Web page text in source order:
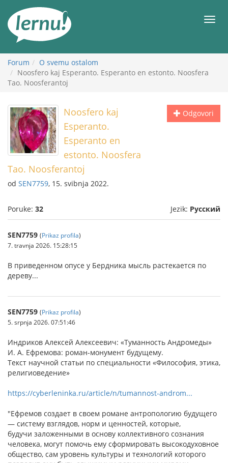
Meni
Forum
O svemu ostalom
Noosfero kaj Esperanto. Esperanto en estonto. Noosfera
Tao. Noosferantoj
Odgovori
Noosfero kaj
Esperanto.
Esperanto en
estonto. Noosfera
Tao. Noosferantoj
od SEN7759, 15. svibnja 2022.
Poruke: 32 Jezik: Русский
SEN7759 (Prikaz profila)
7. travnja 2026. 15:28:15
В приведенном опусе у Бердника мысль растекается по
дереву...
SEN7759 (Prikaz profila)
5. srpnja 2026. 07:51:46
Индриков Алексей Алексеевич: «Туманность Андромеды»
И. А. Ефремова: роман-монумент будущему.
Текст научной статьи по специальности «Философия, этика,
религиоведение»
https://cyberleninka.ru/article/n/tumannost-androm...
"Ефремов создает в своем романе антропологию будущего
— систему взглядов, норм и ценностей, которые,
будучи заложенными в основу коллективного сознания
человека, могут помочь ему сформировать высокодуховное
общество, сам уровень культуры и технологий которого